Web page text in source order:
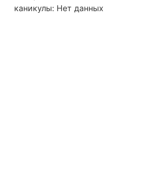
каникулы: Нет данных